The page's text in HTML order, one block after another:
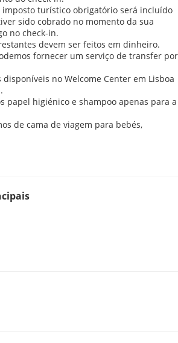
imposto turístico obrigatório será incluído
sido cobrado no momento da sua
no check-in.
devem ser feitos em dinheiro.
fornecer um serviço de transfer por
disponíveis no Welcome Center em Lisboa
papel higiénico e shampoo apenas para a
de cama de viagem para bebés,